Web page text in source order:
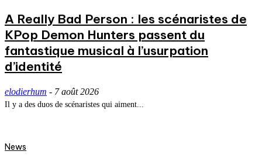
A Really Bad Person : les scénaristes de
KPop Demon Hunters passent du
fantastique musical à l’usurpation
d’identité
elodierhum - 7 août 2026
Il y a des duos de scénaristes qui aiment...
News